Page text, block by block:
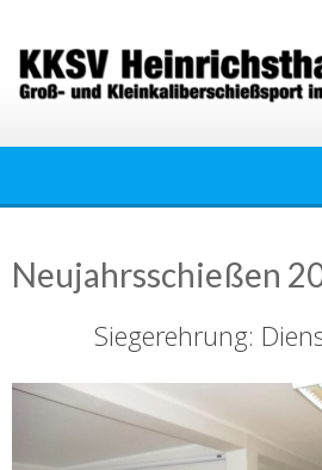
content
Neujahrsschießen
Siegerehrung: